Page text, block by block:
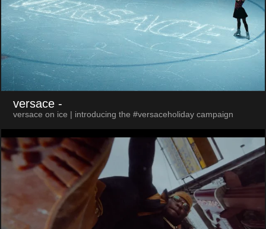
versace -
versace on ice | introducing the #versaceholiday campaign